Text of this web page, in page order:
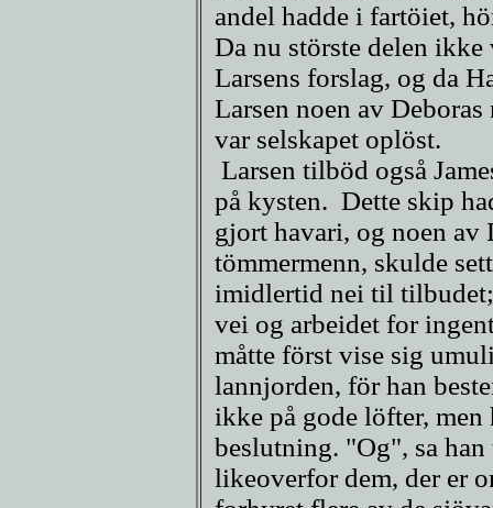
andel hadde i fartöiet,
Da nu störste delen
Larsens forslag, og da
Larsen noen av
var selskapet oplöst.
Larsen tilböd også
på kysten. Dette skip
gjort havari, og noen av
tömmermenn, skulde
imidlertid nei til tilbudet;
vei og arbeidet for
måtte först vise sig
lannjorden, för han
ikke på gode löfter,
beslutning. "Og", sa
likeoverfor dem, der er